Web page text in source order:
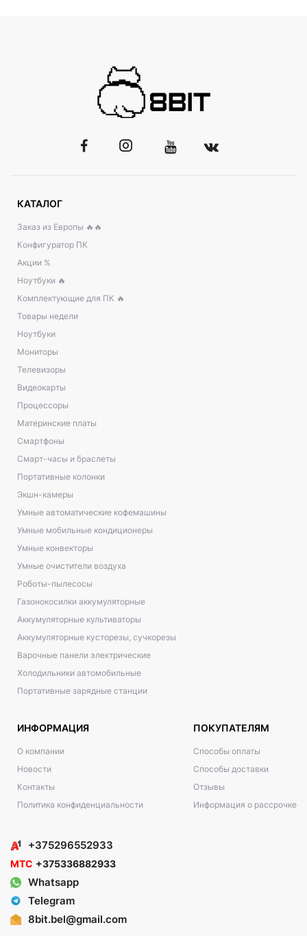
КАТАЛОГ
Заказ из Европы 🔥🔥
Конфигуратор ПК
Акции %
Ноутбуки 🔥
Комплектующие для ПК 🔥
Товары недели
Ноутбуки
Мониторы
Телевизоры
Видеокарты
Процессоры
Материнские платы
Смартфоны
Смарт-часы и браслеты
Портативные колонки
Экшн-камеры
Умные автоматические кофемашины
Умные мобильные кондиционеры
Умные конвекторы
Умные очистители воздуха
Роботы-пылесосы
Газонокосилки аккумуляторные
Аккумуляторные культиваторы
Аккумуляторные кусторезы, сучкорезы
Варочные панели электрические
Холодильники автомобильные
Портативные зарядные станции
ИНФОРМАЦИЯ
О компании
Новости
Контакты
Политика конфиденциальности
ПОКУПАТЕЛЯМ
Способы оплаты
Способы доставки
Отзывы
Информация о рассрочке
+375296552933
МТС +375336882933
Whatsapp
Telegram
8bit.bel@gmail.com